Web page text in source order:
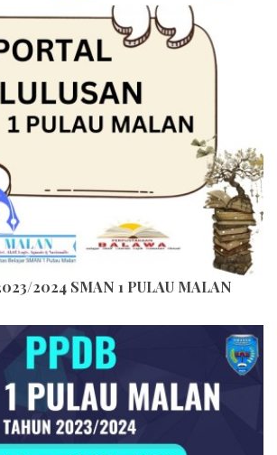
2024 SMAN 1 PULAU MALAN